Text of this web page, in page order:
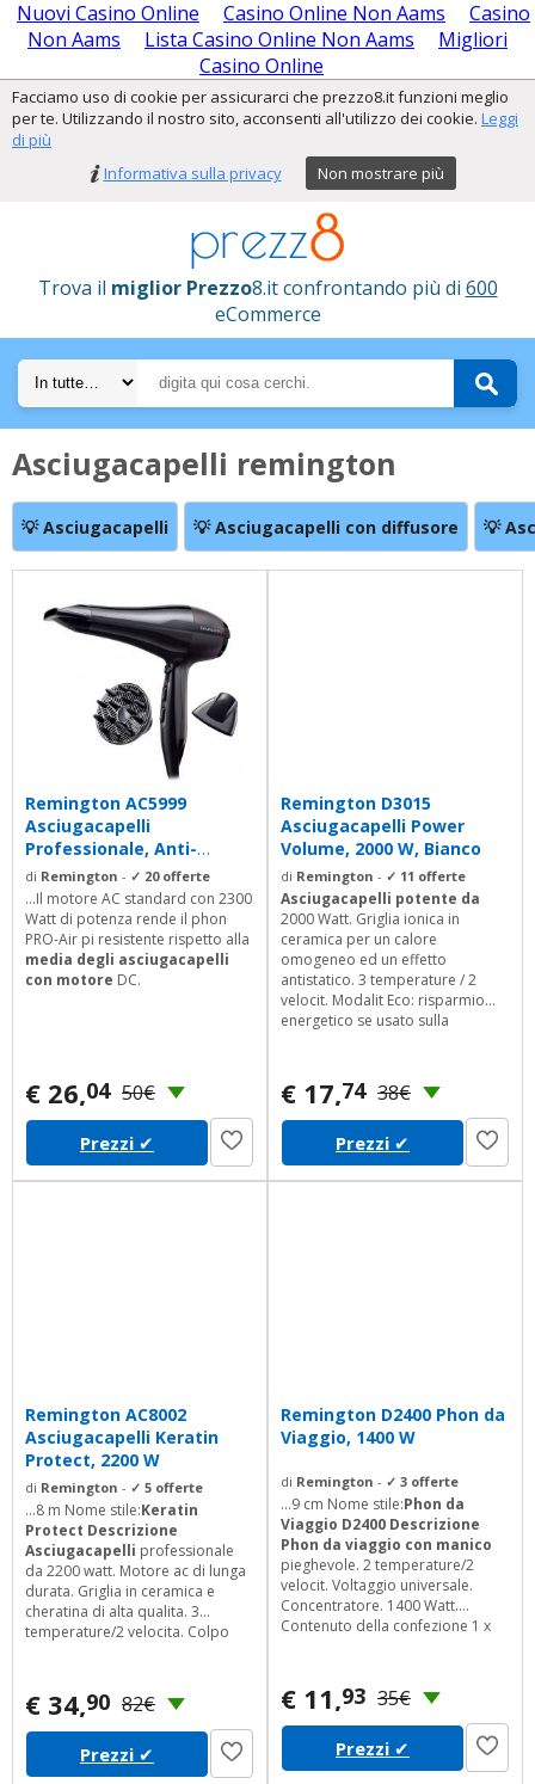
Nuovi Casino Online Casino Online Non Aams
Casino
Non Aams
Lista Casino Online Non Aams
Migliori
Casino Online
Facciamo uso di cookie per assicurarci che prezzo8.it funzioni meglio
per te. Utilizzando il nostro sito, acconsenti all'utilizzo dei cookie. Leggi
di più
Informativa sulla privacy
Non mostrare più
Trova il miglior Prezzo8.it confrontando più di 600
eCommerce
Asciugacapelli remington
💡 Asciugacapelli 💡 Asciugacapelli con diffusore 💡
Remington AC5999
Asciugacapelli
Professionale, Anti-
Crespo, 2300 W
di Remington - ✓ 20 offerte
...Il motore AC standard con 2300
Watt di potenza rende il phon
PRO-Air pi resistente rispetto alla
media degli asciugacapelli
con motore DC.
€ 26,04 50€
Prezzi ✔
Remington D3015
Asciugacapelli Power
Volume, 2000 W, Bianco
di Remington - ✓ 11 offerte
Asciugacapelli potente da
2000 Watt. Griglia ionica in
ceramica per un calore
omogeneo ed un effetto
antistatico. 3 temperature / 2
velocit. Modalit Eco: risparmio
energetico se usato sulla
Concentratore. Diffusore. Griglia
posteriore rimovibile e facile da
pulire. Anello per appendere.
€ 17,74 38€
Prezzi ✔
Remington AC8002
Asciugacapelli Keratin
Protect, 2200 W
di Remington - ✓ 5 offerte
...8 m Nome stile:Keratin
Protect Descrizione
Asciugacapelli professionale
da 2200 watt. Motore ac di lunga
durata. Griglia in ceramica e
cheratina di alta qualita. 3
temperature/2 velocita. Colpo
11mm). Diffusore. Anello per
appendere. Griglia posteriore
rimovibile e facile da pulire.
Contenuto della confezione 1 x
phon; 1 x diffusore; 2 x
€ 34,90 82€
Prezzi ✔
Remington D2400 Phon da
Viaggio, 1400 W
di Remington - ✓ 3 offerte
...9 cm Nome stile:Phon da
Viaggio D2400 Descrizione
Phon da viaggio con manico
pieghevole. 2 temperature/2
velocit. Voltaggio universale.
Concentratore. 1400 Watt.
Contenuto della confezione 1 x
€ 11,93 35€
Prezzi ✔